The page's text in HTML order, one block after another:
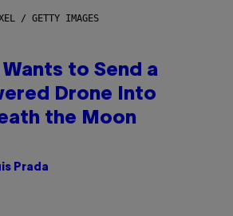
/ GETTY IMAGES
Wants to Send a
Drone Into
the Moon
Prada